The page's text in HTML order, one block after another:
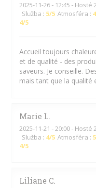
2025-11-26- 12:45 - Hosté 2
Služba : 5/5 Atmosféra : 4
4/5
Accueil toujours
et de qualité - des
saveurs. Je conseille.
mais tant que la qualité
Marie L
2025-11-21 - 20:00 - Hosté 2
Služba : 4/5 Atmosféra : 5
4/5
Liliane C